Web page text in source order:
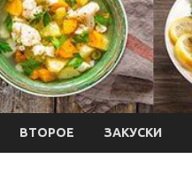
ВТОРОЕ ЗАКУСКИ